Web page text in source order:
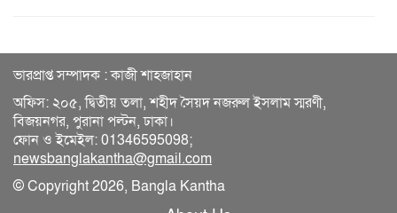
ভারপ্রাপ্ত সম্পাদক : কাজী শাহজাহান
অফিস: ২০৫, দ্বিতীয় তলা, শহীদ সৈয়দ নজরুল ইসলাম স্মরণী,
বিজয়নগর, পুরানা পল্টন, ঢাকা।
ফোন ও ইমেইল: 01346595098;
newsbanglakantha@gmail.com
© Copyright 2026, Bangla Kantha